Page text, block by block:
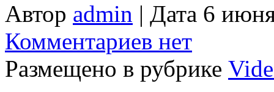
Автор admin | Дата 6
Комментариев нет
Размещено в рубрике